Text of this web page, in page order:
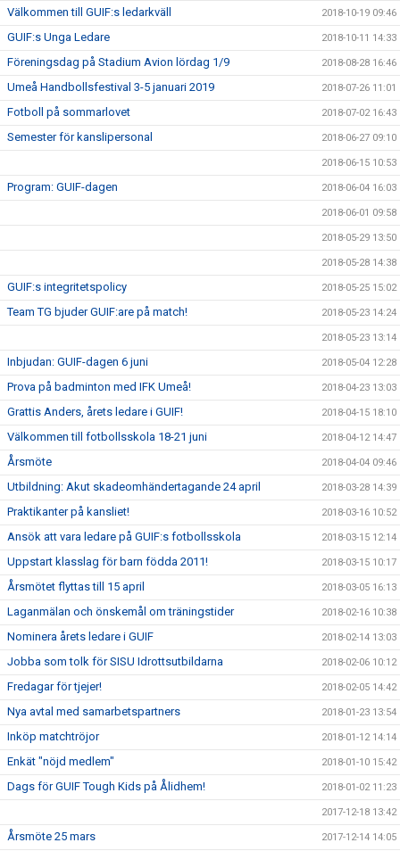
Välkommen till GUIF:s ledarkväll 2018-10-19 09:46
GUIF:s Unga Ledare 2018-10-11 14:33
Föreningsdag på Stadium Avion lördag 1/9 2018-08-28 16:46
Umeå Handbollsfestival 3-5 januari 2019 2018-07-26 11:01
Fotboll på sommarlovet 2018-07-02 16:43
Semester för kanslipersonal 2018-06-27 09:10
2018-06-15 10:53
Program: GUIF-dagen 2018-06-04 16:03
2018-06-01 09:58
2018-05-29 13:50
2018-05-28 14:38
GUIF:s integritetspolicy 2018-05-25 15:02
Team TG bjuder GUIF:are på match! 2018-05-23 14:24
2018-05-23 13:14
Inbjudan: GUIF-dagen 6 juni 2018-05-04 12:28
Prova på badminton med IFK Umeå! 2018-04-23 13:03
Grattis Anders, årets ledare i GUIF! 2018-04-15 18:10
Välkommen till fotbollsskola 18-21 juni 2018-04-12 14:47
Årsmöte 2018-04-04 09:46
Utbildning: Akut skadeomhändertagande 24 april 2018-03-28 14:39
Praktikanter på kansliet! 2018-03-16 10:52
Ansök att vara ledare på GUIF:s fotbollsskola 2018-03-15 12:14
Uppstart klasslag för barn födda 2011! 2018-03-15 10:17
Årsmötet flyttas till 15 april 2018-03-05 16:13
Laganmälan och önskemål om träningstider 2018-02-16 10:38
Nominera årets ledare i GUIF 2018-02-14 13:03
Jobba som tolk för SISU Idrottsutbildarna 2018-02-06 10:12
Fredagar för tjejer! 2018-02-05 14:42
Nya avtal med samarbetspartners 2018-01-23 13:54
Inköp matchtröjor 2018-01-12 14:14
Enkät "nöjd medlem" 2018-01-10 15:42
Dags för GUIF Tough Kids på Ålidhem! 2018-01-02 11:23
2017-12-18 13:42
Årsmöte 25 mars 2017-12-14 14:05